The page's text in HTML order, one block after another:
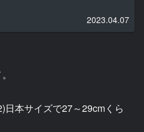
2023.04.07
本サイズで27～29cmくら